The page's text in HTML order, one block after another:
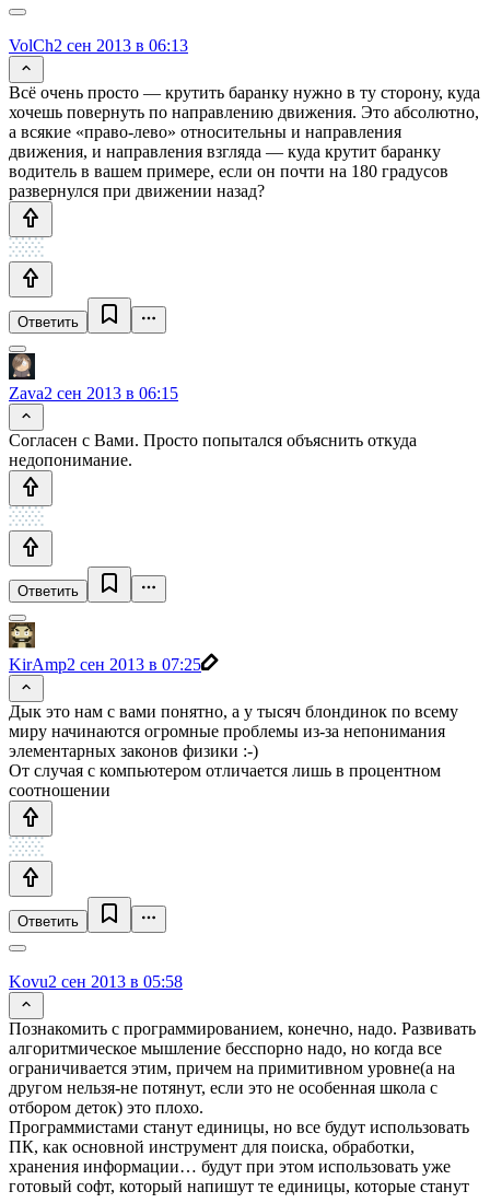
VolCh2 сен 2013 в 06:13
Всё очень просто — крутить баранку нужно в ту сторону, куда
хочешь повернуть по направлению движения. Это абсолютно,
а всякие «право-лево» относительны и направления
движения, и направления взгляда — куда крутит баранку
водитель в вашем примере, если он почти на 180 градусов
развернулся при движении назад?
Ответить
Zava2 сен 2013 в 06:15
Согласен с Вами. Просто попытался объяснить откуда
недопонимание.
Ответить
KirAmp2 сен 2013 в 07:25
Дык это нам с вами понятно, а у тысяч блондинок по всему
миру начинаются огромные проблемы из-за непонимания
элементарных законов физики :-)
От случая с компьютером отличается лишь в процентном
соотношении
Ответить
Kovu2 сен 2013 в 05:58
Познакомить с программированием, конечно, надо. Развивать
алгоритмическое мышление бесспорно надо, но когда все
ограничивается этим, причем на примитивном уровне(а на
другом нельзя-не потянут, если это не особенная школа с
отбором деток) это плохо.
Программистами станут единицы, но все будут использовать
ПК, как основной инструмент для поиска, обработки,
хранения информации… будут при этом использовать уже
готовый софт, который напишут те единицы, которые станут